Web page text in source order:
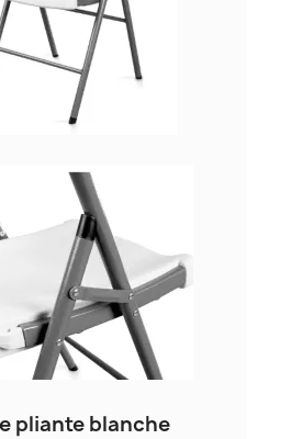
pliante blanche